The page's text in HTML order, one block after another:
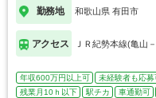
勤務地 和歌山県 有田市
アクセス ＪＲ紀勢本線(亀山
年収600万円以上可 未経験者も応募
残業月10ｈ以下
駅チカ 車通勤可